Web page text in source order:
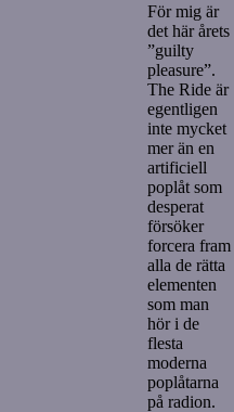
För mig är
det här årets
”guilty
pleasure”.
The Ride är
egentligen
inte mycket
mer än en
artificiell
poplåt som
desperat
försöker
forcera fram
alla de rätta
elementen
som man
hör i de
flesta
moderna
poplåtarna
på radion.